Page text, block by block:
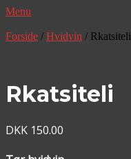
Menu
Forside / Hvidvin / Rkatsiteli
Rkatsiteli
DKK 150.00
▼
▼